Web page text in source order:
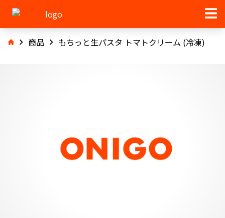
商品 もちっと生パスタ トマトクリーム (冷凍)